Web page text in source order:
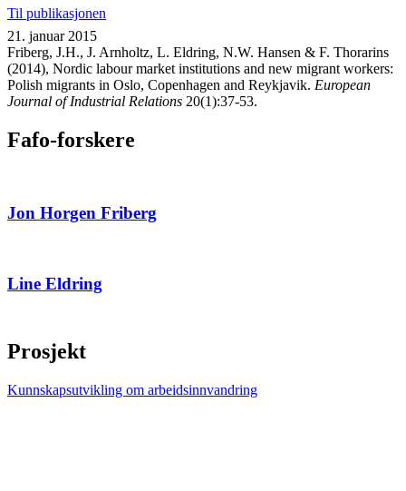
Til publikasjonen
21. januar 2015
Friberg, J.H., J. Arnholtz, L. Eldring, N.W. Hansen & F. Thorarins
(2014), Nordic labour market institutions and new migrant workers:
Polish migrants in Oslo, Copenhagen and Reykjavik. European
Journal of Industrial Relations 20(1):37-53.
Fafo-forskere
Jon Horgen Friberg
Line Eldring
Prosjekt
Kunnskapsutvikling om arbeidsinnvandring